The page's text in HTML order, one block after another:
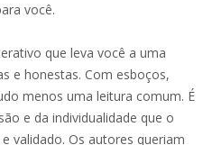
você.
que leva você a uma
e honestas. Com esboços,
menos uma leitura comum. É
e da individualidade que o
validado. Os autores queriam